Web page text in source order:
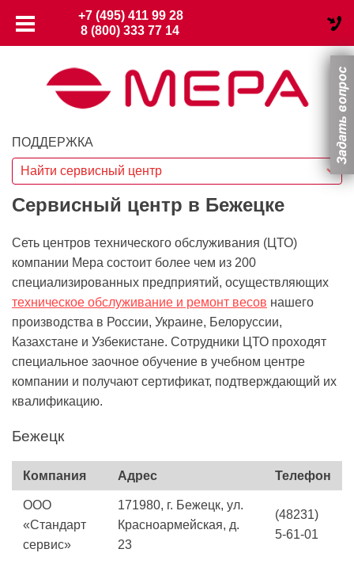
+7 (495) 411 99 28
8 (800) 333 77 14
ПОДДЕРЖКА
Найти сервисный центр
Сервисный центр в Бежецке
Сеть центров технического обслуживания (ЦТО)
компании Мера состоит более чем из 200
специализированных предприятий, осуществляющих
техническое обслуживание и ремонт весов нашего
производства в России, Украине, Белоруссии,
Казахстане и Узбекистане. Сотрудники ЦТО проходят
специальное заочное обучение в учебном центре
компании и получают сертификат, подтверждающий их
квалификацию.
Бежецк
Компания Адрес Телефон
ООО
«Стандарт
сервис»
171980, г. Бежецк, ул.
Красноармейская, д.
23
(48231)
5-61-01